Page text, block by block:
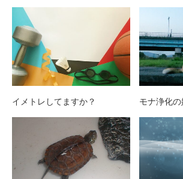
イメトレしてますか？ モナ浄化